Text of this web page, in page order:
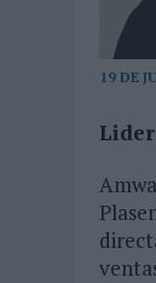
03/
07/
19 DE